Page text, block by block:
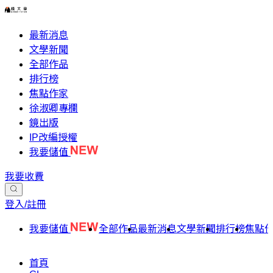
最新消息
文學新聞
全部作品
排行榜
焦點作家
徐淑卿專欄
鏡出版
IP改編授權
我要儲值
我要收費
登入/註冊
我要儲值 全部作品最新消息文學新聞排行榜焦點
首頁